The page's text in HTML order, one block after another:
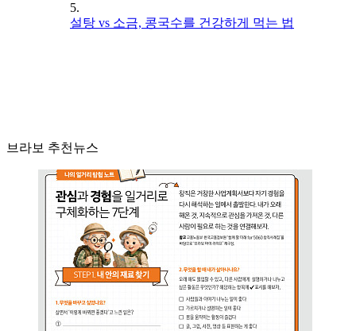
5.
설탕 vs 소금, 콩국수를 건강하게 먹는 법
브라보 추천뉴스